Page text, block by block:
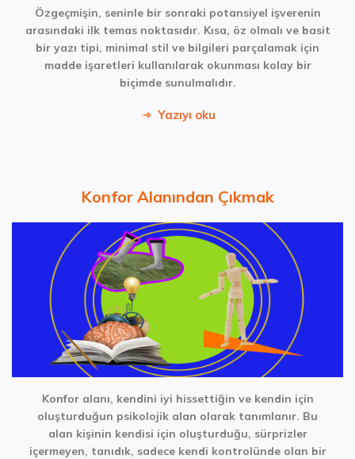
Özgeçmişin, seninle bir sonraki potansiyel işverenin
arasındaki ilk temas noktasıdır. Kısa, öz olmalı ve basit
bir yazı tipi, minimal stil ve bilgileri parçalamak için
madde işaretleri kullanılarak okunması kolay bir
biçimde sunulmalıdır.
Yazıyı oku
Konfor Alanından Çıkmak
Konfor alanı, kendini iyi hissettiğin ve kendin için
oluşturduğun psikolojik alan olarak tanımlanır. Bu
alan kişinin kendisi için oluşturduğu, sürprizler
içermeyen, tanıdık, sadece kendi kontrolünde olan bir